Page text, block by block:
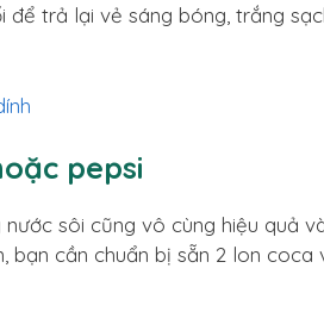
trả lại vẻ sáng bóng, trắng
pepsi
sôi cũng vô cùng hiệu quả
bạn cần chuẩn bị sẵn 2 lon coca